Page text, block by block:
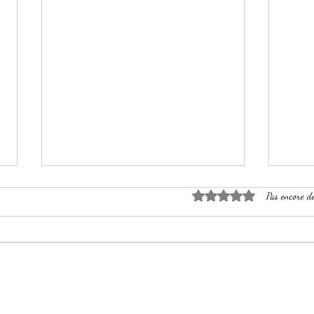
Vert sauge
Noté 0 étoile sur 5.Pas encore